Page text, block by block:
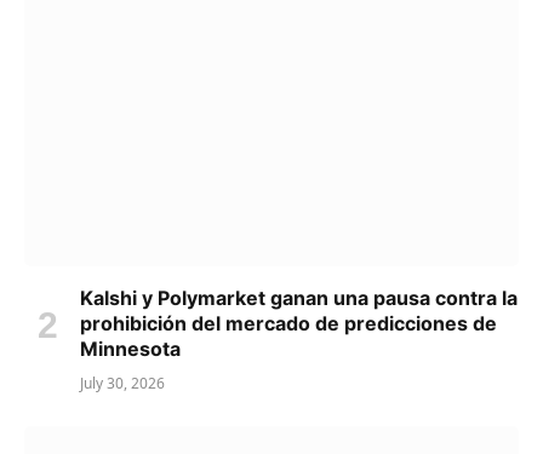
Kalshi y Polymarket ganan una pausa contra la
prohibición del mercado de predicciones de
Minnesota
July 30, 2026